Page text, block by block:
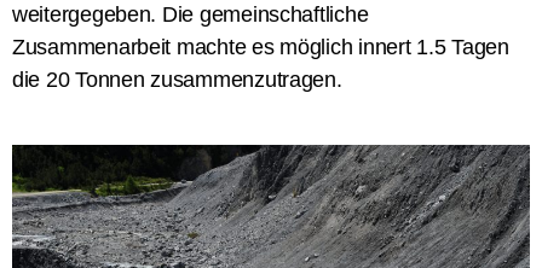
weitergegeben. Die gemeinschaftliche
Zusammenarbeit machte es möglich innert 1.5 Tagen
die 20 Tonnen zusammenzutragen.